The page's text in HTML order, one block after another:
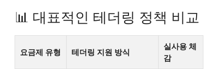
📊 대표적인 테더링 정책 비교
요금제 유형 테더링 지원 방식
실사용 체
감